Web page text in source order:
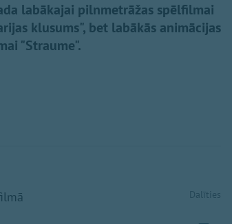
labākajai pilnmetrāžas spēlfilmai
klusums", bet labākās animācijas
"Straume".
Dalīties